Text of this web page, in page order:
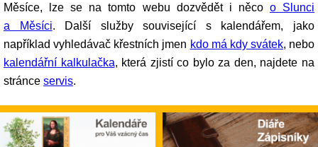
Měsíce, lze se na tomto webu dozvědět i něco o Slunci
a Měsíci. Další služby související s kalendářem, jako
například vyhledávač křestních jmen kdo má kdy svátek, nebo
kalendářní kalkulačka, která zjistí co bylo za den, najdete na
stránce servis.